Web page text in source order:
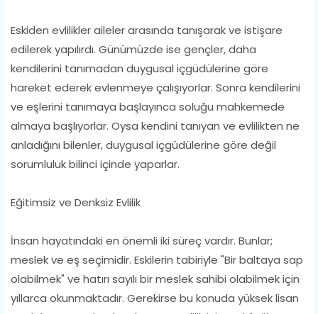
Eskiden evlilikler aileler arasında tanışarak ve istişare
edilerek yapılırdı. Günümüzde ise gençler, daha
kendilerini tanımadan duygusal içgüdülerine göre
hareket ederek evlenmeye çalışıyorlar. Sonra kendilerini
ve eşlerini tanımaya başlayınca soluğu mahkemede
almaya başlıyorlar. Oysa kendini tanıyan ve evlilikten ne
anladığını bilenler, duygusal içgüdülerine göre değil
sorumluluk bilinci içinde yaparlar.
Eğitimsiz ve Denksiz Evlilik
İnsan hayatındaki en önemli iki süreç vardır. Bunlar;
meslek ve eş seçimidir. Eskilerin tabiriyle "Bir baltaya sap
olabilmek" ve hatırı sayılı bir meslek sahibi olabilmek için
yıllarca okunmaktadır. Gerekirse bu konuda yüksek lisan